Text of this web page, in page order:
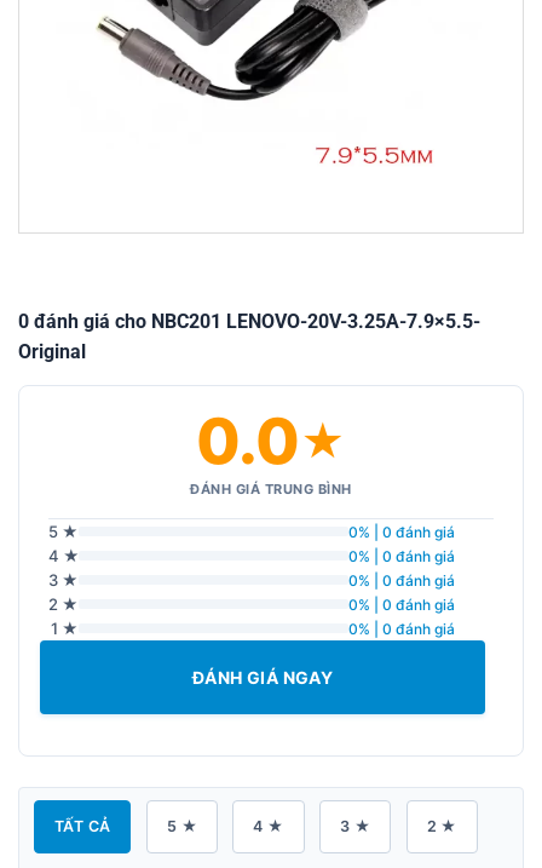
0 đánh giá cho NBC201 LENOVO-20V-3.25A-7.9×5.5-
Original
0.0★
ĐÁNH GIÁ TRUNG BÌNH
5 ★ 0% | 0 đánh giá
4 ★ 0% | 0 đánh giá
3 ★ 0% | 0 đánh giá
2 ★ 0% | 0 đánh giá
1 ★ 0% | 0 đánh giá
ĐÁNH GIÁ NGAY
TẤT CẢ 5 ★ 4 ★ 3 ★ 2 ★